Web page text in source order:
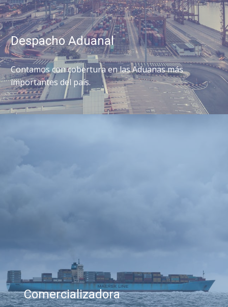
Despacho Aduanal
Contamos con cobertura en las Aduanas más
importantes del país.
Comercializadora